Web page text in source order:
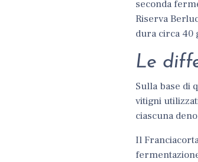
seconda
Riserva
dura circa 40
Le
Sulla base di
vitigni
ciascuna
Il